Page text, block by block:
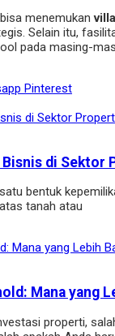
menemukan
Selain itu,
pada masing-
Pinterest
Bisnis di Sektor
bentuk
tanah atau
Mana yang
properti,